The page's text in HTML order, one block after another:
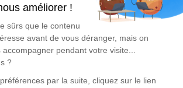
d’arbre hommage estdisponible